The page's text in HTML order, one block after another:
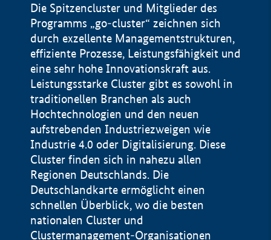
Die Spitzencluster und Mitglieder des
Programms „go-cluster“ zeichnen sich
durch exzellente Managementstrukturen,
effiziente Prozesse, Leistungsfähigkeit und
eine sehr hohe Innovationskraft aus.
Leistungsstarke Cluster gibt es sowohl in
traditionellen Branchen als auch
Hochtechnologien und den neuen
aufstrebenden Industriezweigen wie
Industrie 4.0 oder Digitalisierung. Diese
Cluster finden sich in nahezu allen
Regionen Deutschlands. Die
Deutschlandkarte ermöglicht einen
schnellen Überblick, wo die besten
nationalen Cluster und
Clustermanagement-Organisationen